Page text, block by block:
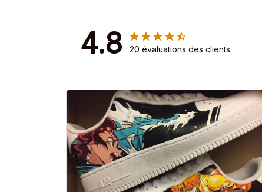
4.8 20 évaluations des clients